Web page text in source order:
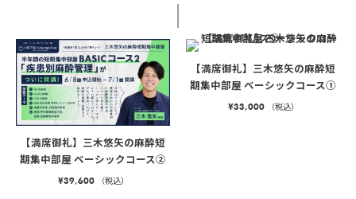
【満席御礼】三木悠矢の麻酔短
期集中部屋 ベーシックコース②
¥39,600 （税込）
【満席御礼】三木悠矢の麻酔短
期集中部屋 ベーシックコース①
¥33,000 （税込）